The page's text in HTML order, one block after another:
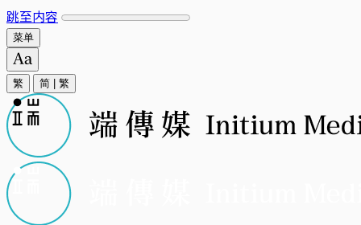
跳至内容
菜单
繁 简 繁